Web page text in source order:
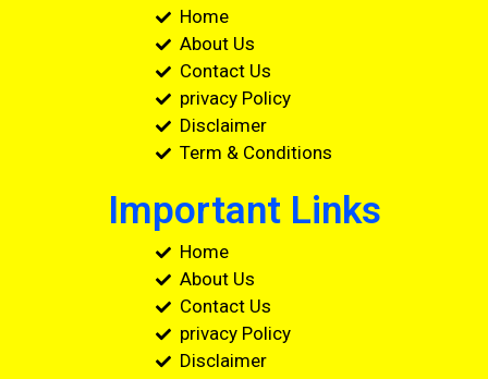
Home
About Us
Contact Us
privacy Policy
Disclaimer
Term & Conditions
Important Links
Home
About Us
Contact Us
privacy Policy
Disclaimer